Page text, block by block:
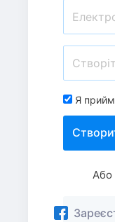
Я
Або